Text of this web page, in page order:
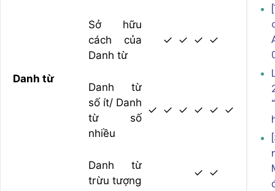
Danh từ
Sở hữu
cách của
Danh từ
✓ ✓ ✓ ✓
Danh từ
số ít/ Danh
từ số
nhiều
✓ ✓ ✓ ✓ ✓ ✓
Danh từ
trừu tượng
✓ ✓